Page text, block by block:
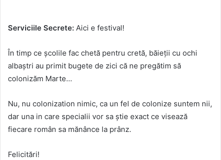
Serviciile Secrete: Aici e festival!
În timp ce școlile fac chetă pentru cretă, băieții cu ochi
albaștri au primit bugete de zici că ne pregătim să
colonizăm Marte…
Nu, nu colonization nimic, ca un fel de colonize suntem nii,
dar una in care specialii vor sa știe exact ce visează
fiecare român sa mănânce la prânz.
Felicitări!